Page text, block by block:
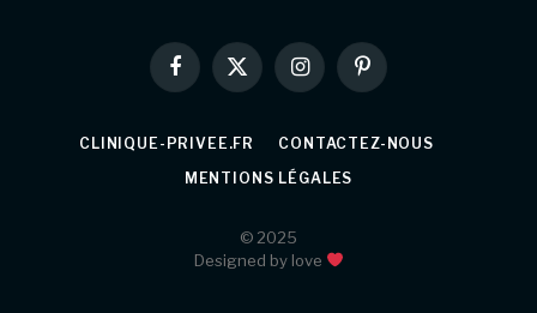
Facebook
X
(Twitter)
InstagramPinterest
CLINIQUE-PRIVEE.FR
CONTACTEZ-NOUS
MENTIONS LÉGALES
© 2025
Designed by love